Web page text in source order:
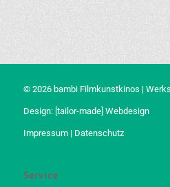
© 2026 bambi Filmkunstkinos |
Design: [tailor-made] Webdesign
Impressum| Datenschutz
Service